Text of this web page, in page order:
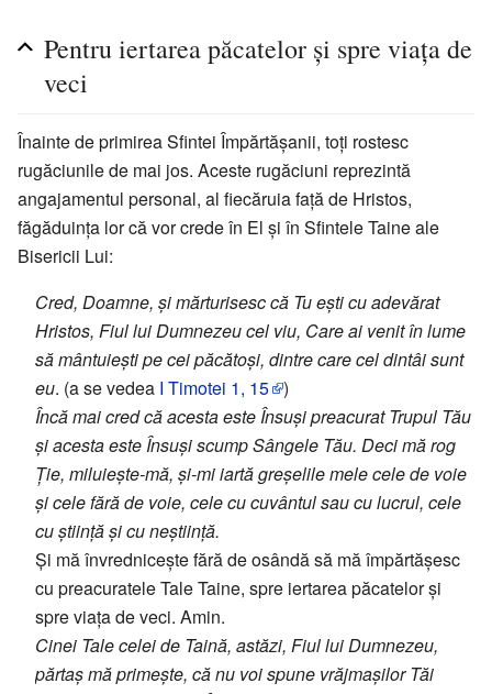
Pentru iertarea păcatelor și spre viața de
veci
Înainte de primirea Sfintei Împărtășanii, toți rostesc
rugăciunile de mai jos. Aceste rugăciuni reprezintă
angajamentul personal, al fiecăruia față de Hristos,
făgăduința lor că vor crede în El și în Sfintele Taine ale
Bisericii Lui:
Cred, Doamne, și mărturisesc că Tu ești cu adevărat
Hristos, Fiul lui Dumnezeu cel viu, Care ai venit în lume
să mântuiești pe cei păcătoși, dintre care cel dintâi sunt
eu. (a se vedea I Timotei 1, 15 )
Încă mai cred că acesta este Însuși preacurat Trupul Tău
și acesta este Însuși scump Sângele Tău. Deci mă rog
Ție, miluiește-mă, și-mi iartă greșelile mele cele de voie
și cele fără de voie, cele cu cuvântul sau cu lucrul, cele
cu știință și cu neștiință.
Și mă învrednicește fără de osândă să mă împărtășesc
cu preacuratele Tale Taine, spre iertarea păcatelor și
spre viața de veci. Amin.
Cinei Tale celei de Taină, astăzi, Fiul lui Dumnezeu,
părtaș mă primește, că nu voi spune vrăjmașilor Tăi